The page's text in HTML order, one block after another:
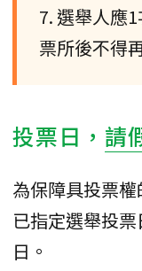
7. 選舉人應
票所後不得
投票日， 請
為保障具投票
已指定選舉投
日。